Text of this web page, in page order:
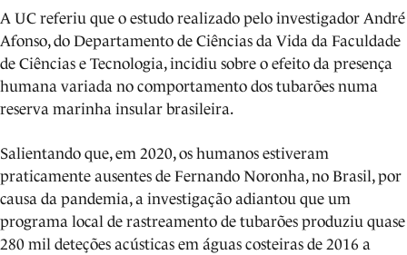
A UC referiu que o estudo realizado pelo investigador André
Afonso, do Departamento de Ciências da Vida da Faculdade
de Ciências e Tecnologia, incidiu sobre o efeito da presença
humana variada no comportamento dos tubarões numa
reserva marinha insular brasileira.
Salientando que, em 2020, os humanos estiveram
praticamente ausentes de Fernando Noronha, no Brasil, por
causa da pandemia, a investigação adiantou que um
programa local de rastreamento de tubarões produziu quase
280 mil deteções acústicas em águas costeiras de 2016 a